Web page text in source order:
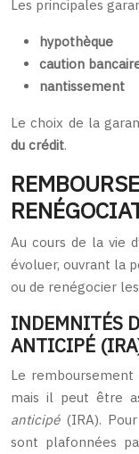
Les principales
hypothèque
caution
nantissement
Le choix de la
du crédit.
Au cours de la vie
évoluer, ouvrant la
ou de renégocier
INDEMNITÉS
ANTICIPÉ
Le remboursement
mais il peut être
anticipé (IRA).
sont plafonnées